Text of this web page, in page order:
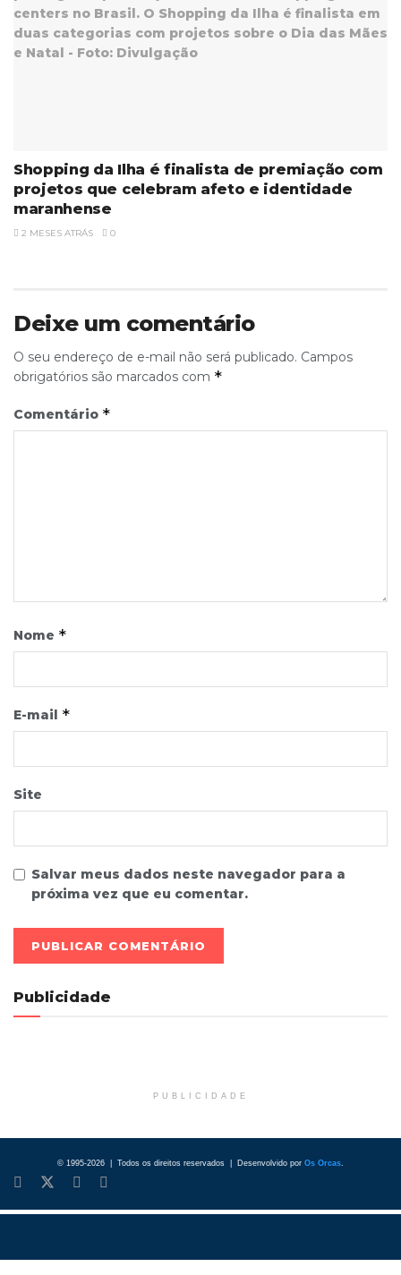
Shopping da Ilha é finalista de premiação com
projetos que celebram afeto e identidade
maranhense
2 MESES ATRÁS 0
Deixe um comentário
O seu endereço de e-mail não será publicado. Campos
obrigatórios são marcados com *
Comentário *
Nome *
E-mail *
Site
Salvar meus dados neste navegador para a
próxima vez que eu comentar.
Publicidade
PUBLICIDADE
© 1995-2026 | Todos os direitos reservados | Desenvolvido por Os Orcas